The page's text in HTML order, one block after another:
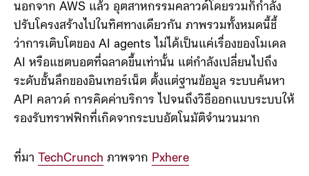
นอกจาก AWS แล้ว อุตสาหกรรมคลาวด์โดยรวมก็กำลัง
ปรับโครงสร้างไปในทิศทางเดียวกัน ภาพรวมทั้งหมดนี้ชี้
ว่าการเติบโตของ AI agents ไม่ได้เป็นแค่เรื่องของโมเดล
AI หรือแชตบอตที่ฉลาดขึ้นเท่านั้น แต่กำลังเปลี่ยนไปถึง
ระดับชั้นลึกของอินเทอร์เน็ต ตั้งแต่ฐานข้อมูล ระบบค้นหา
API คลาวด์ การคิดค่าบริการ ไปจนถึงวิธีออกแบบระบบให้